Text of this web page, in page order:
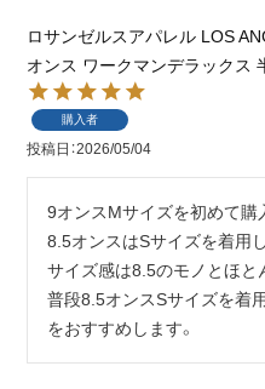
ロサンゼルスアパレル LOS
オンス ワークマンデラックス
購入者
投稿日 2026/05/04
9オンスMサイズを初めて購
8.5オンスはSサイズを着用
サイズ感は8.5のモノとほと
普段8.5オンスSサイズを着
をおすすめします。